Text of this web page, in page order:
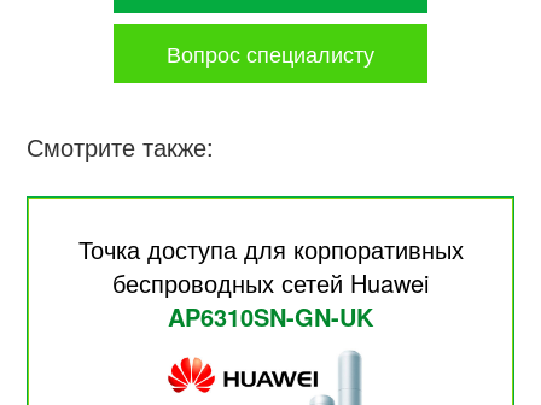
Вопрос специалисту
Смотрите также:
Точка доступа для корпоративных
беспроводных сетей Huawei
AP6310SN-GN-UK